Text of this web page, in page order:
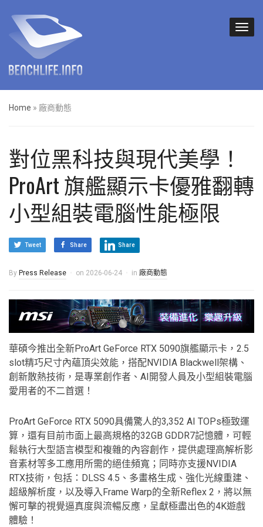
Home » 廠商動態
對位黑科技與現代美學！
ProArt 旗艦顯示卡優雅翻轉
小型組裝電腦性能極限
Tweet Share Share
By Press Release on 2026-06-24 in 廠商動態
華碩今推出全新ProArt GeForce RTX 5090旗艦顯示卡，2.5
slot精巧尺寸內蘊頂尖效能，搭配NVIDIA Blackwell架構、
創新散熱技術，是專業創作者、AI開發人員及小型組裝電腦
愛用者的不二首選！
ProArt GeForce RTX 5090具備驚人的3,352 AI TOPs極致運
算，還有目前市面上最高規格的32GB GDDR7記憶體，可輕
鬆執行大型語言模型和複雜的內容創作，提供處理高解析影
音素材等多工應用所需的絕佳頻寬；同時亦支援NVIDIA
RTX技術，包括：DLSS 4.5、多畫格生成、強化光線重建、
超級解析度，以及導入Frame Warp的全新Reflex 2，將以無
懈可擊的視覺逼真度與流暢反應，呈獻極盡出色的4K遊戲
體驗！